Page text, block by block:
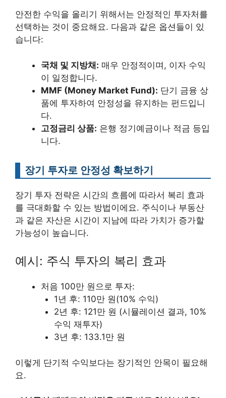
안전한 수익을 올리기 위해서는 안정적인 투자처를
선택하는 것이 중요해요. 다음과 같은 옵션들이 있
습니다:
국채 및 지방채: 매우 안정적이며, 이자 수익
이 일정합니다.
MMF (Money Market Fund): 단기 금융 상
품에 투자하여 안정성을 유지하는 펀드입니
다.
고정금리 상품: 은행 정기예금이나 적금 등입
니다.
장기 투자로 안정성 확보하기
장기 투자 전략은 시간의 흐름에 따라서 복리 효과
를 극대화할 수 있는 방법이에요. 주식이나 부동산
과 같은 자산은 시간이 지남에 따라 가치가 증가할
가능성이 높습니다.
예시: 주식 투자의 복리 효과
처음 100만 원으로 투자:
1년 후: 110만 원(10% 수익)
2년 후: 121만 원 (시뮬레이션 결과, 10%
수익 재투자)
3년 후: 133.1만 원
이렇게 단기적 수익보다는 장기적인 안목이 필요해
요.